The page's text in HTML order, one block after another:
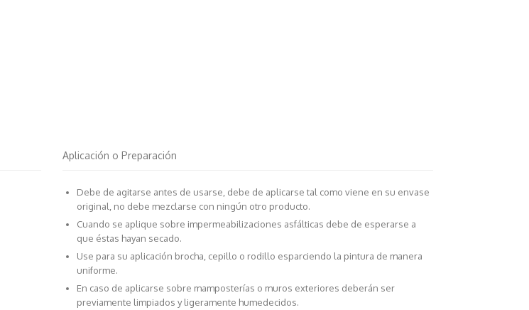
Aplicación o Preparación
Debe de agitarse antes de usarse, debe de aplicarse tal como viene en su envase
original, no debe mezclarse con ningún otro producto.
Cuando se aplique sobre impermeabilizaciones asfálticas debe de esperarse a
que éstas hayan secado.
Use para su aplicación brocha, cepillo o rodillo esparciendo la pintura de manera
uniforme.
En caso de aplicarse sobre mamposterías o muros exteriores deberán ser
previamente limpiados y ligeramente humedecidos.